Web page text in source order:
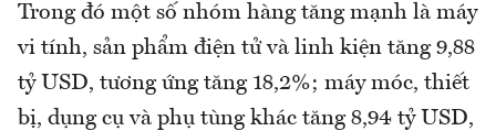
Trong đó một số nhóm hàng tăng mạnh là máy
vi tính, sản phẩm điện tử và linh kiện tăng 9,88
tỷ USD, tương ứng tăng 18,2%; máy móc, thiết
bị, dụng cụ và phụ tùng khác tăng 8,94 tỷ USD,